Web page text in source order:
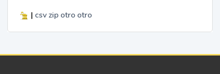
| csv zip otro otro